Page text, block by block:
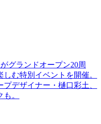
グランドオープン20周
む特別イベントを開催。
デザイナー・樋口彩土、
。